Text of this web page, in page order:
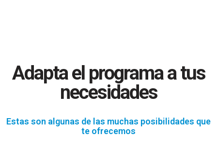
Adapta el programa a tus
necesidades
Estas son algunas de las muchas posibilidades que
te ofrecemos